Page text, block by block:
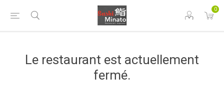
0
Le restaurant est actuellement
fermé.